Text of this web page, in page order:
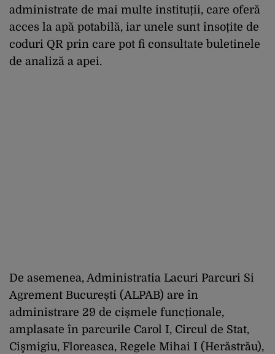
administrate de mai multe instituții, care oferă
acces la apă potabilă, iar unele sunt însoțite de
coduri QR prin care pot fi consultate buletinele
de analiză a apei.
De asemenea, Administratia Lacuri Parcuri Si
Agrement București (ALPAB) are în
administrare 29 de cișmele funcționale,
amplasate în parcurile Carol I, Circul de Stat,
Cişmigiu, Floreasca, Regele Mihai I (Herăstrău),